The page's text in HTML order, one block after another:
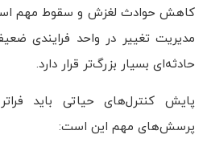
کاهش حوادث لغزش و سقوط مهم
مدیریت تغییر در واحد فرایندی
حادثه‌ای بسیار بزرگ‌تر قرار دارد.
پایش کنترل‌های حیاتی باید
پرسش‌های مهم این است: